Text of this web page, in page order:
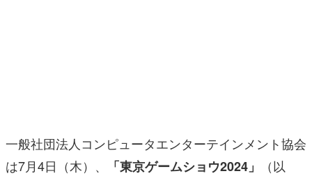
その他
一般社団法人コンピュータエンターテインメント協会
は7月4日（木）、
「東京ゲームショウ2024」
（以